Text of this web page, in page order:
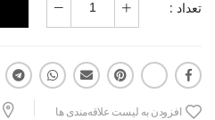
تعداد :
افزودن به لیست علاقه‌مندی ها